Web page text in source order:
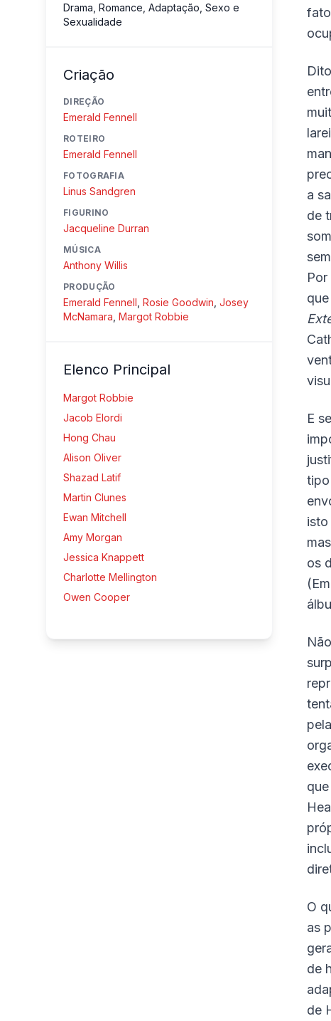
Drama, Romance, Adaptação, Sexo e
Sexualidade
Criação
DIREÇÃO
Emerald Fennell
ROTEIRO
Emerald Fennell
FOTOGRAFIA
Linus Sandgren
FIGURINO
Jacqueline Durran
MÚSICA
Anthony Willis
PRODUÇÃO
Emerald Fennell Rosie Goodwin Josey
McNamara Margot Robbie
Elenco Principal
Margot Robbie
Jacob Elordi
Hong Chau
Alison Oliver
Shazad Latif
Martin Clunes
Ewan Mitchell
Amy Morgan
Jessica Knappett
Charlotte Mellington
Owen Cooper
a
de
E
tipo
isto
os
O
as
de
de